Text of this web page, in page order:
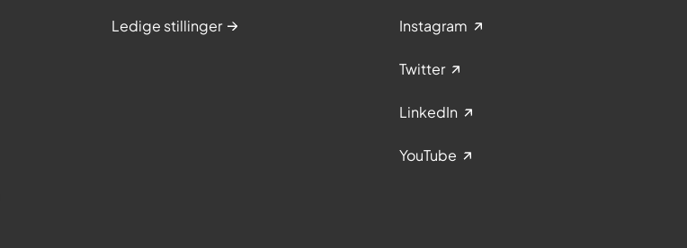
Ledige stillinger Instagram
Twitter
LinkedIn
YouTube